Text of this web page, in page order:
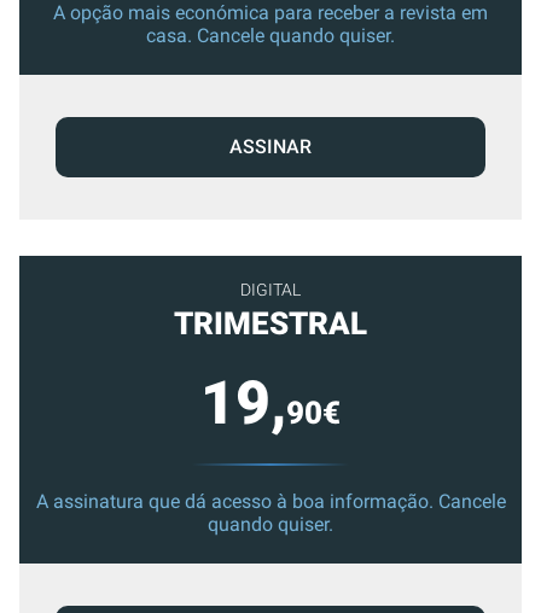
A opção mais económica para receber a revista em
casa. Cancele quando quiser.
ASSINAR
DIGITAL
TRIMESTRAL
19,90€
A assinatura que dá acesso à boa informação. Cancele
quando quiser.